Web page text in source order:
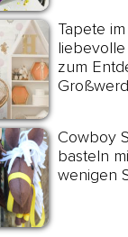
Tapete
zum
Cowboy
basteln
wenigen